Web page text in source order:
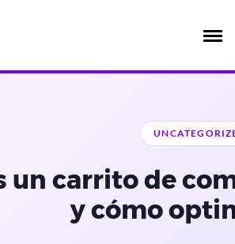
un carrito de
y cómo